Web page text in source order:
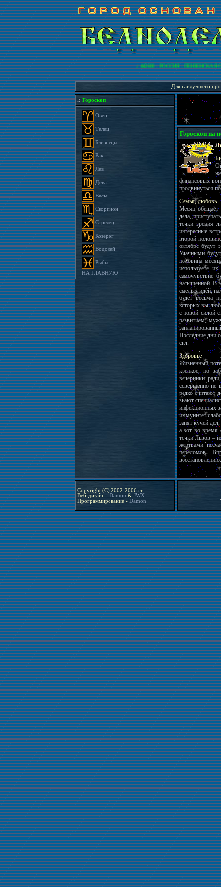
.: 442600 : РОССИЯ : ПЕНЗЕНСКАЯ
Для наилучшего
.: Гороскоп
Овен
Телец
Близнецы
Рак
Лев
Дева
Весы
Скорпион
Стрелец
Козерог
Водолей
Рыбы
НА ГЛАВНУЮ
Гороскоп на
финансовых
продвинуться
Семья, любовь
Месяц обещает
дела,
точки зрения
интересные
второй
октябре будут
Удачными
половина
используете
самочувствие
насыщенной. В
смелых идей,
будет весьма
которых вы
с новой силой
развитием,
Последние дни
сил.
Здоровье
Жизненный
крепкое, но
вечеринки
совершенно не
редко считают
знают
инфекционных
иммунитет
занят кучей
а вот во время
точки Львов –
жертвами
переломов.
Copyright (C) 2002-2006 гг.
Веб-дизайн - Damon & JWX
Программирование - Damon